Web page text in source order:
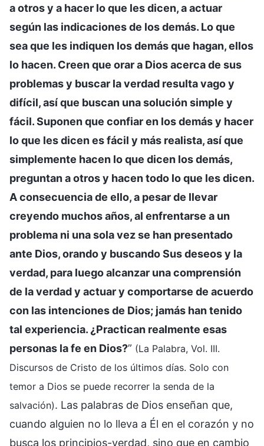
a otros y a hacer lo que les dicen, a actuar
según las indicaciones de los demás. Lo que
sea que les indiquen los demás que hagan, ellos
lo hacen. Creen que orar a Dios acerca de sus
problemas y buscar la verdad resulta vago y
difícil, así que buscan una solución simple y
fácil. Suponen que confiar en los demás y hacer
lo que les dicen es fácil y más realista, así que
simplemente hacen lo que dicen los demás,
preguntan a otros y hacen todo lo que les dicen.
A consecuencia de ello, a pesar de llevar
creyendo muchos años, al enfrentarse a un
problema ni una sola vez se han presentado
ante Dios, orando y buscando Sus deseos y la
verdad, para luego alcanzar una comprensión
de la verdad y actuar y comportarse de acuerdo
con las intenciones de Dios; jamás han tenido
tal experiencia. ¿Practican realmente esas
personas la fe en Dios?” (La Palabra, Vol. III.
Discursos de Cristo de los últimos días. Solo con
temor a Dios se puede recorrer la senda de la
salvación). Las palabras de Dios enseñan que,
cuando alguien no lo lleva a Él en el corazón y no
busca los principios-verdad, sino que en cambio